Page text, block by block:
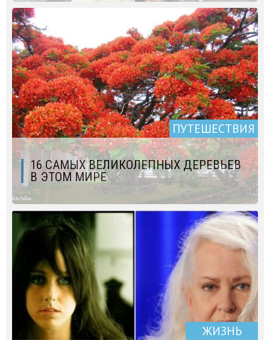
ПУТЕШЕСТВИЯ
16 САМЫХ ВЕЛИКОЛЕПНЫХ ДЕРЕВЬЕВ
В ЭТОМ МИРЕ
ЖИЗНЬ